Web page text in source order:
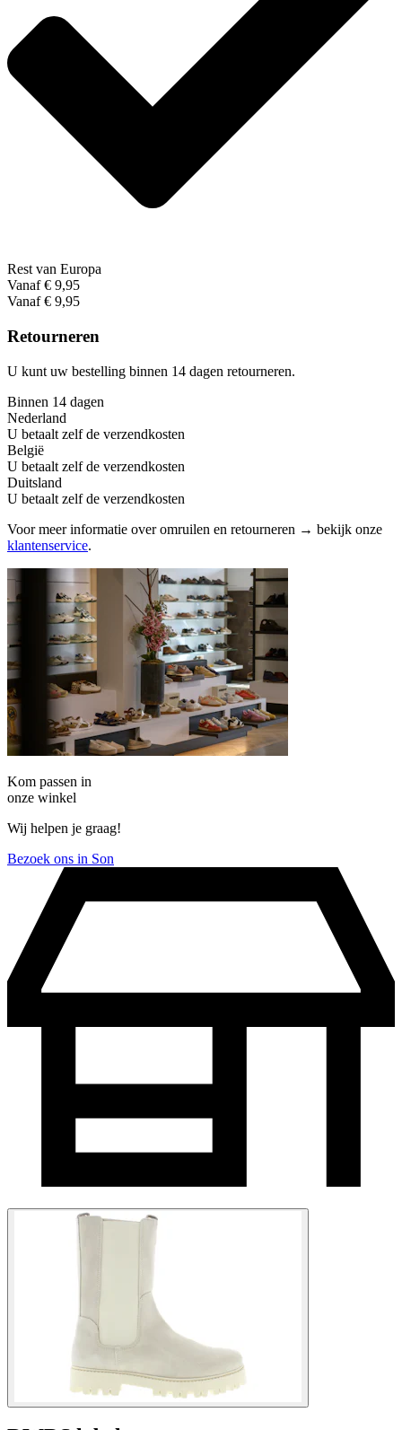
Rest van Europa
Vanaf € 9,95
Vanaf € 9,95
Retourneren
U kunt uw bestelling binnen 14 dagen retourneren.
Binnen 14 dagen
Nederland
U betaalt zelf de verzendkosten
België
U betaalt zelf de verzendkosten
Duitsland
U betaalt zelf de verzendkosten
Voor meer informatie over omruilen en retourneren → bekijk onze
klantenservice.
Kom passen in
onze winkel
Wij helpen je graag!
Bezoek ons in Son